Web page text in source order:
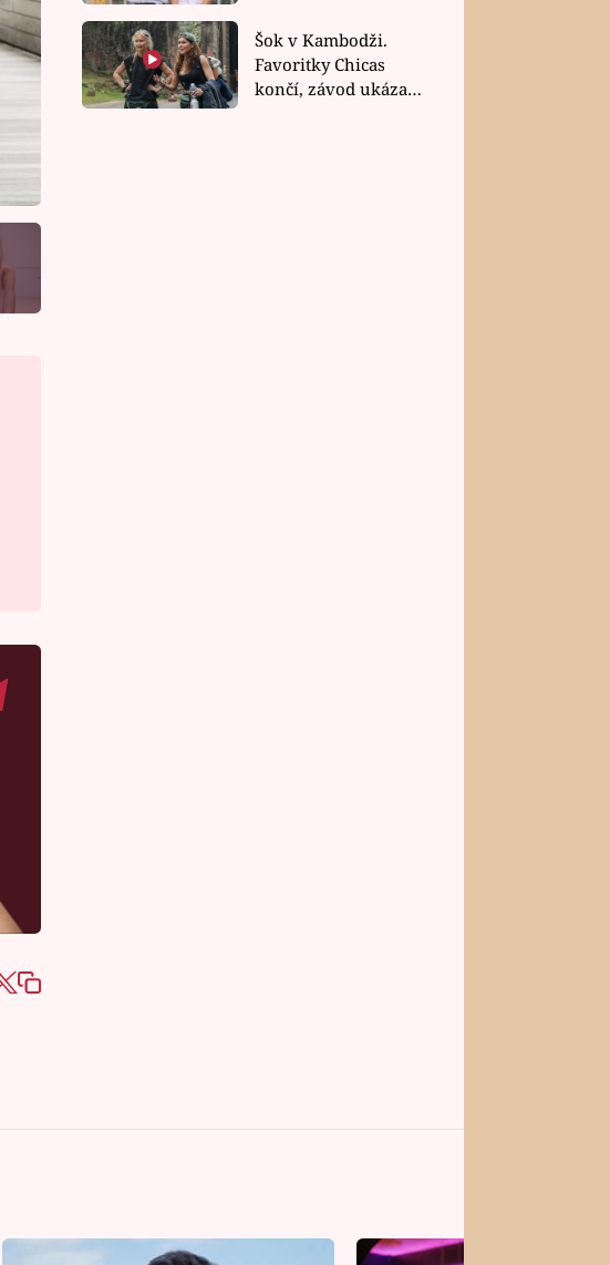
závodu nůž na krku
Šok v Kambodži.
Favoritky Chicas
končí, závod ukázal